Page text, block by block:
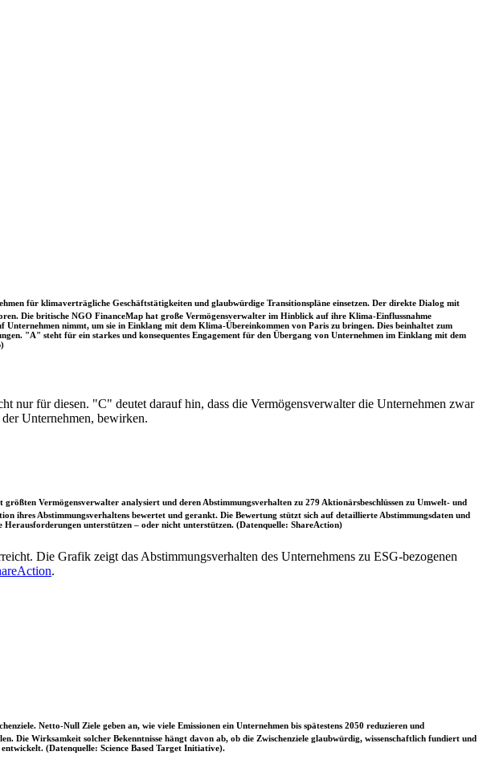
für klimaverträgliche Geschäftstätigkeiten und glaubwürdige Transitionspläne einsetzen. Der direkte Dialog mit
Die britische NGO FinanceMap hat große Vermögensverwalter im Hinblick auf ihre Klima-Einflussnahme
nimmt, um sie in Einklang mit dem Klima-Übereinkommen von Paris zu bringen. Dies beinhaltet zum
"A" steht für ein starkes und konsequentes Engagement für den Übergang von Unternehmen im Einklang mit dem
nur für diesen. "C" deutet darauf hin, dass die Vermögensverwalter die Unternehmen zwar
Unternehmen, bewirken.
Vermögensverwalter analysiert und deren Abstimmungsverhalten zu 279 Aktionärsbeschlüssen zu Umwelt- und
ihres Abstimmungsverhaltens bewertet und gerankt. Die Bewertung stützt sich auf detaillierte Abstimmungsdaten und
unterstützen – oder nicht unterstützen. (Datenquelle: ShareAction)
Die Grafik zeigt das Abstimmungsverhalten des Unternehmens zu ESG-bezogenen
.
Netto-Null Ziele geben an, wie viele Emissionen ein Unternehmen bis spätestens 2050 reduzieren und
Die Wirksamkeit solcher Bekenntnisse hängt davon ab, ob die Zwischenziele glaubwürdig, wissenschaftlich fundiert und
(Datenquelle: Science Based Target Initiative).